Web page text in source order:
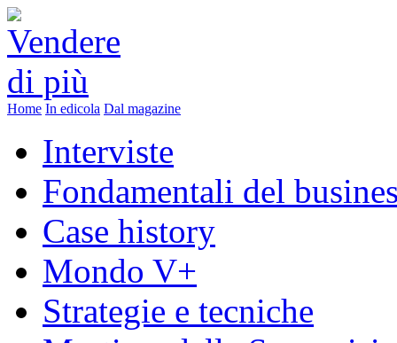
Home In edicola Dal magazine
Interviste
Fondamentali del
Case history
Mondo V+
Strategie e tecniche